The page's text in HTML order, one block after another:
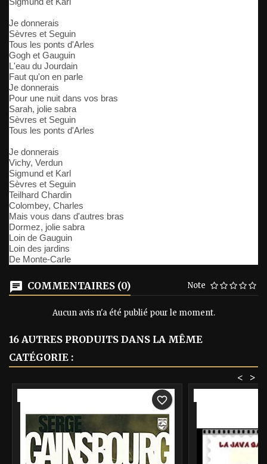
Je donnerais
Sèvres et Seguin
Tous les ponts d'Arles
Gogh et Gauguin
L'eau du Jourdain
Faut qu'on en parle
Je donnerais
Pour une nuit dans vos bras
Sarah, jolie sabra
Sèvres et Seguin
Tous les ponts d'Arles
Je donnerais
Vichy, Verdun
Sigmund et Karl
Sèvres et Seguin
Teilhard Chardin
Colombey, Charles
Mais vous dans d'autres bras
Dormez, jolie sabra
Loin de Gauguin
Loin des jardins
De Monte-Carle
COMMENTAIRES (0) Note
Aucun avis n'a été publié pour le moment.
16 AUTRES PRODUITS DANS LA MÊME
CATÉGORIE :
>
<
favorite_border